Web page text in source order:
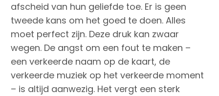
afscheid van hun geliefde toe. Er is geen
tweede kans om het goed te doen. Alles
moet perfect zijn. Deze druk kan zwaar
wegen. De angst om een fout te maken –
een verkeerde naam op de kaart, de
verkeerde muziek op het verkeerde moment
– is altijd aanwezig. Het vergt een sterk